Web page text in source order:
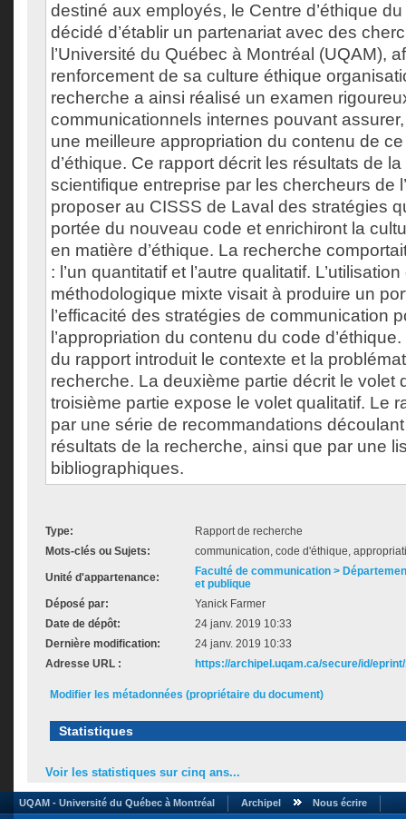
destiné aux employés, le Centre d’éthique
décidé d’établir un partenariat avec des
l’Université du Québec à Montréal (UQAM),
renforcement de sa culture éthique
recherche a ainsi réalisé un examen
communicationnels internes pouvant
une meilleure appropriation du contenu de
d’éthique. Ce rapport décrit les résultats de
scientifique entreprise par les chercheurs de
proposer au CISSS de Laval des stratégies
portée du nouveau code et enrichiront la
en matière d’éthique. La recherche
: l’un quantitatif et l’autre qualitatif.
méthodologique mixte visait à produire un
l’efficacité des stratégies de communication
l’appropriation du contenu du code
du rapport introduit le contexte et la
recherche. La deuxième partie décrit le volet
troisième partie expose le volet qualitatif. Le
par une série de recommandations
résultats de la recherche, ainsi que par une
bibliographiques.
Type:
Rapport de recherche
Mots-clés ou Sujets:
communication, code d'éthique,
Unité d'appartenance:
Faculté de communication >
et publique
Déposé par:
Yanick Farmer
Date de dépôt:
24 janv. 2019 10:33
Dernière modification:
24 janv. 2019 10:33
Adresse URL :
https://archipel.uqam.ca/secure/id/
Modifier les métadonnées (propriétaire du document)
Statistiques
Voir les statistiques sur cinq ans...
UQAM - Université du Québec à Montréal Archipel Nous écrire